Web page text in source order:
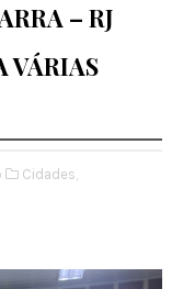
– RJ
VÁRIAS
Cidades,